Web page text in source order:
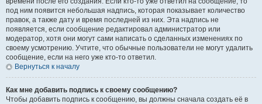
под ним появится небольшая надпись, которая показывает количество
правок, а также дату и время последней из них. Эта надпись не
появляется, если сообщение редактировал администратор или
модератор, хотя они могут сами написать о сделанных изменениях по
своему усмотрению. Учтите, что обычные пользователи не могут удалить
сообщение, если на него уже кто-то ответил.
Вернуться к началу
Как мне добавить подпись к своему сообщению?
Чтобы добавить подпись к сообщению, вы должны сначала создать её в